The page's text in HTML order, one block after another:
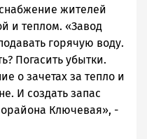
жителей
и теплом. «Завод
горячую воду.
Погасить убытки.
о зачетах за тепло и
И создать запас
Ключевая», -